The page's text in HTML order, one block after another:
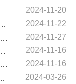
2024-11-20
2024-11-22
2024-11-27
2024-11-16
2024-11-16
2024-03-26